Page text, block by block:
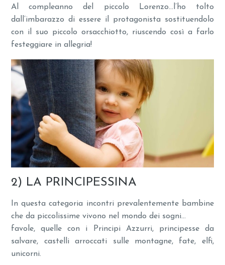
Al compleanno del piccolo Lorenzo…l’ho tolto
dall’imbarazzo di essere il protagonista sostituendolo
con il suo piccolo orsacchiotto, riuscendo così a farlo
festeggiare in allegria!
2) LA PRINCIPESSINA
In questa categoria incontri prevalentemente bambine
che da piccolissime vivono nel mondo dei sogni…
favole, quelle con i Principi Azzurri, principesse da
salvare, castelli arroccati sulle montagne, fate, elfi,
unicorni.